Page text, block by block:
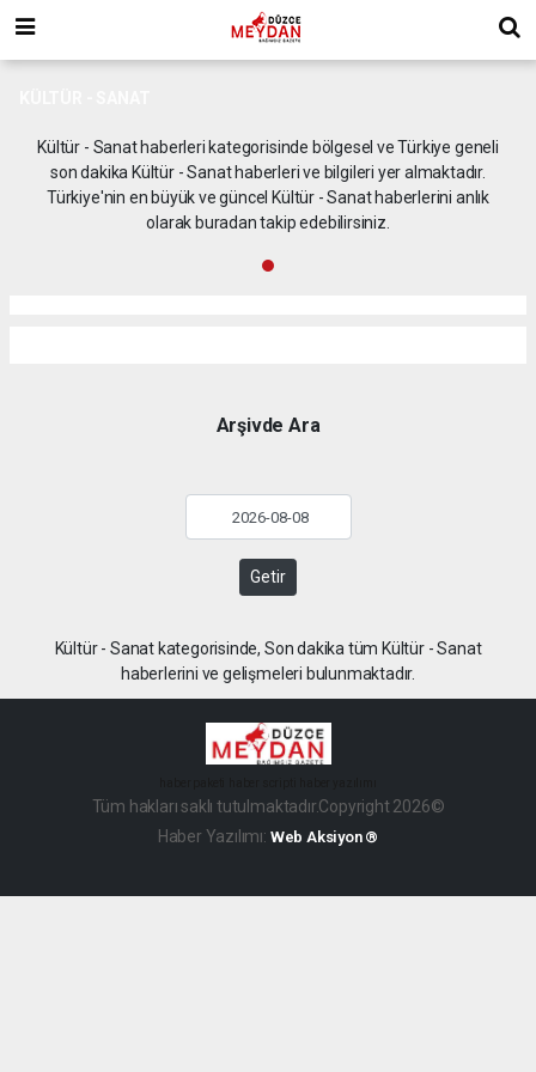
Kültür - Sanat haberleri kategorisinde bölgesel ve Türkiye geneli
son dakika Kültür - Sanat haberleri ve bilgileri yer almaktadır.
Türkiye'nin en büyük ve güncel Kültür - Sanat haberlerini anlık
olarak buradan takip edebilirsiniz.
Arşivde Ara
Getir
Kültür - Sanat kategorisinde, Son dakika tüm Kültür - Sanat
haberlerini ve gelişmeleri bulunmaktadır.
Tüm hakları saklı tutulmaktadır.Copyright 2026©
Haber Yazılımı: Web Aksiyon ®